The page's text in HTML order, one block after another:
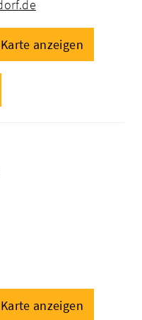
Karte anzeigen
Karte anzeigen